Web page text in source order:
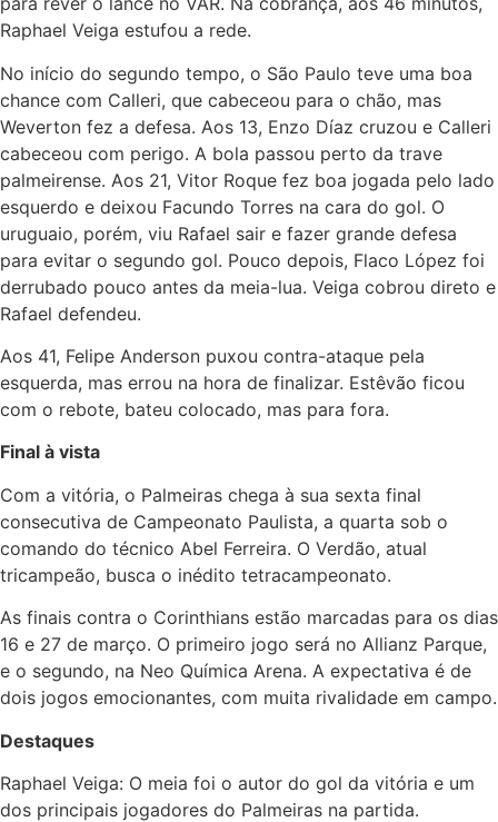
Raphael Veiga estufou a rede.
No início do segundo tempo, o São Paulo teve uma boa
chance com Calleri, que cabeceou para o chão, mas
Weverton fez a defesa. Aos 13, Enzo Díaz cruzou e Calleri
cabeceou com perigo. A bola passou perto da trave
palmeirense. Aos 21, Vitor Roque fez boa jogada pelo lado
esquerdo e deixou Facundo Torres na cara do gol. O
uruguaio, porém, viu Rafael sair e fazer grande defesa
para evitar o segundo gol. Pouco depois, Flaco López foi
derrubado pouco antes da meia-lua. Veiga cobrou direto e
Rafael defendeu.
Aos 41, Felipe Anderson puxou contra-ataque pela
esquerda, mas errou na hora de finalizar. Estêvão ficou
com o rebote, bateu colocado, mas para fora.
Final à vista
Com a vitória, o Palmeiras chega à sua sexta final
consecutiva de Campeonato Paulista, a quarta sob o
comando do técnico Abel Ferreira. O Verdão, atual
tricampeão, busca o inédito tetracampeonato.
As finais contra o Corinthians estão marcadas para os dias
16 e 27 de março. O primeiro jogo será no Allianz Parque,
e o segundo, na Neo Química Arena. A expectativa é de
dois jogos emocionantes, com muita rivalidade em campo.
Destaques
Raphael Veiga: O meia foi o autor do gol da vitória e um
dos principais jogadores do Palmeiras na partida.